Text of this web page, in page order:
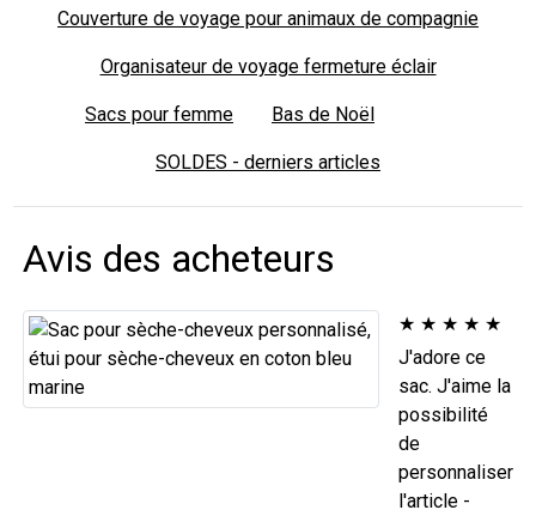
Couverture de voyage pour animaux de compagnie
Organisateur de voyage fermeture éclair
Sacs pour femme Bas de Noël
SOLDES - derniers articles
Avis des acheteurs
★ ★ ★ ★ ★
J'adore ce
sac. J'aime la
possibilité
de
personnaliser
l'article -